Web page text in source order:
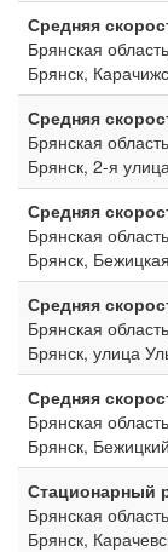
Средняя
Брянская
Брянск,
Средняя
Брянская
Брянск, 2-я
Средняя
Брянская
Брянск,
Средняя
Брянская
Брянск, улица
Средняя
Брянская
Брянск,
Стационарный
Брянская
Брянск,